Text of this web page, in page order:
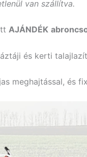
van szállítva.
AJÁNDÉK
és kerti
meghajtással, és